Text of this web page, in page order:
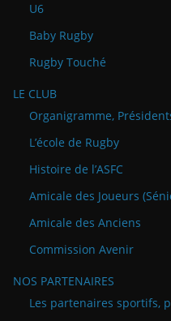
U6
Baby Rugby
Rugby Touché
LE CLUB
Organigramme,
L’école de Rugby
Histoire de l’ASFC
Amicale des Joueurs
Amicale des Anciens
Commission Avenir
NOS PARTENAIRES
Les partenaires sportifs,